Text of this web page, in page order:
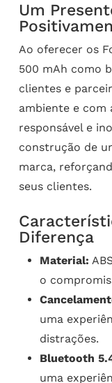
Um
Ao oferecer os
500 mAh como
clientes e
ambiente e com
responsável e
construção de
marca,
seus clientes.
Diferença
Material:
o
uma
distrações.
Bluetooth
uma